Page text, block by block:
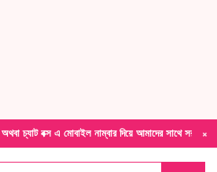
×
নাম্বার দিয়ে আমাদের সাথে সরাসরি কথা